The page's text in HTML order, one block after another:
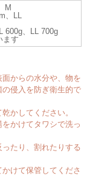
M
LL
600g、LL 700g
ます
からの水分や、物を
侵入を防ぎ衛生的で
かしてください。
かけてタワシで洗っ
たり、割れたりする
けて保管してくださ